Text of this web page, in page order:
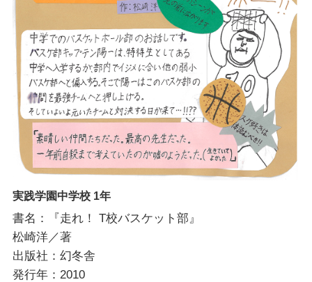
実践学園中学校 1年
書名：『走れ！ T校バスケット部』
松崎洋／著
出版社：幻冬舎
発行年：2010